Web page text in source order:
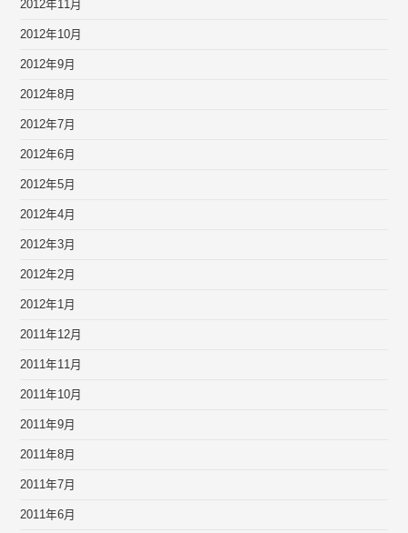
2012年11月
2012年10月
2012年9月
2012年8月
2012年7月
2012年6月
2012年5月
2012年4月
2012年3月
2012年2月
2012年1月
2011年12月
2011年11月
2011年10月
2011年9月
2011年8月
2011年7月
2011年6月